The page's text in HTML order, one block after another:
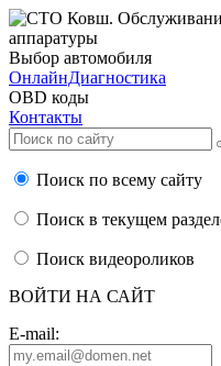
Выбор автомобиля
ОнлайнДиагностика
OBD коды
Контакты
Поиск по всему сайту
Поиск в текущем
Поиск видеороликов
ВОЙТИ НА САЙТ
E-mail: